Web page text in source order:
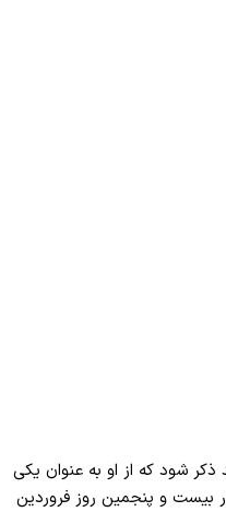
شود که از او به عنوان یکی
های ایرانی مقیم آمریکا، نام برده می شود. توني توتوني در سال ۱۳۶۰ و در بیست و پنجمین روز فروردین